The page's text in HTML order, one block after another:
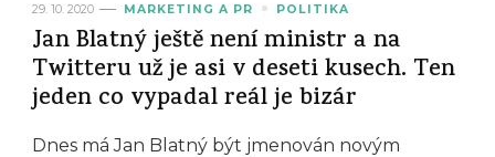
29. 10. 2020 MARKETING A PR POLITIKA
Jan Blatný ještě není ministr a na
Twitteru už je asi v deseti kusech. Ten
jeden co vypadal reál je bizár
Dnes má Jan Blatný být jmenován novým